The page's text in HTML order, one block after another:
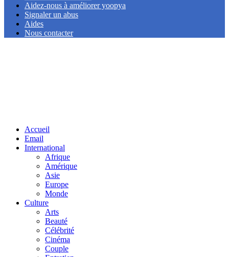
Aidez-nous à améliorer yoopya
Signaler un abus
Aides
Nous contacter
Accueil
Email
International
Afrique
Amérique
Asie
Europe
Monde
Culture
Arts
Beauté
Célébrité
Cinéma
Couple